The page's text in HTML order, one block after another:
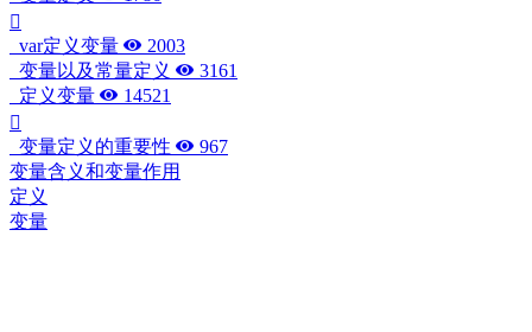
var定义变量
2003
变量以及常量定义
3161
定义变量
14521
变量定义的重要性
967
变量含义和变量作用
定义
变量